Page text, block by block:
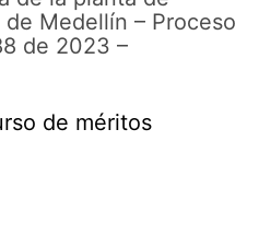
Medellín – Proceso
de 2023 –
de méritos